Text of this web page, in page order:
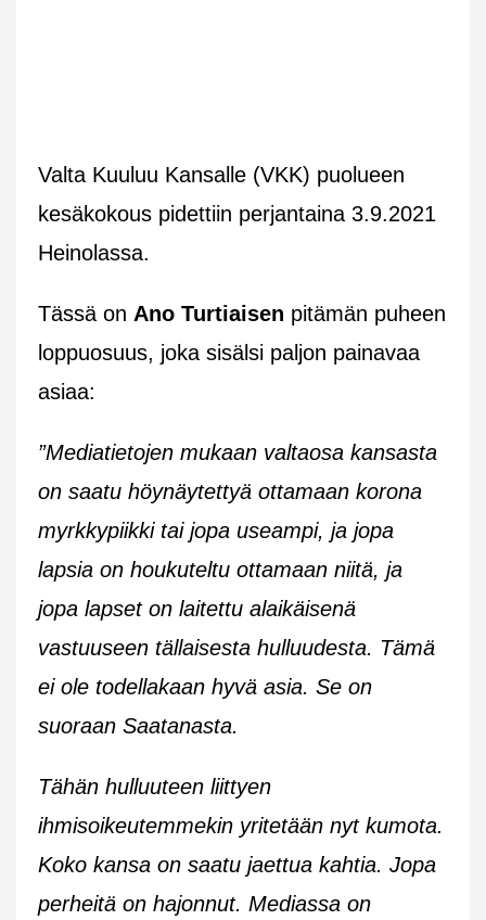
Valta Kuuluu Kansalle (VKK) puolueen
kesäkokous pidettiin perjantaina 3.9.2021
Heinolassa.
Tässä on Ano Turtiaisen pitämän puheen
loppuosuus, joka sisälsi paljon painavaa
asiaa:
”Mediatietojen mukaan valtaosa kansasta
on saatu höynäytettyä ottamaan korona
myrkkypiikki tai jopa useampi, ja jopa
lapsia on houkuteltu ottamaan niitä, ja
jopa lapset on laitettu alaikäisenä
vastuuseen tällaisesta hulluudesta. Tämä
ei ole todellakaan hyvä asia. Se on
suoraan Saatanasta.
Tähän hulluuteen liittyen
ihmisoikeutemmekin yritetään nyt kumota.
Koko kansa on saatu jaettua kahtia. Jopa
perheitä on hajonnut. Mediassa on